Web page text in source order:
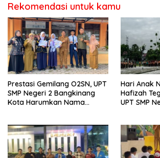
Rekomendasi untuk kamu
Prestasi Gemilang O2SN, UPT
SMP Negeri 2 Bangkinang
Kota Harumkan Nama
Hari Anak
Hafizah
UPT SMP